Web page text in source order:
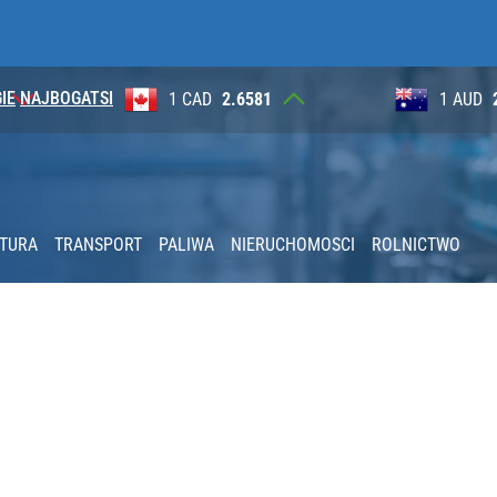
NAJBOGATSI 1 CAD 2.6581 1 AUD
TRANSPORT PALIWA NIERUCHOMOSCI ROLNICTWO